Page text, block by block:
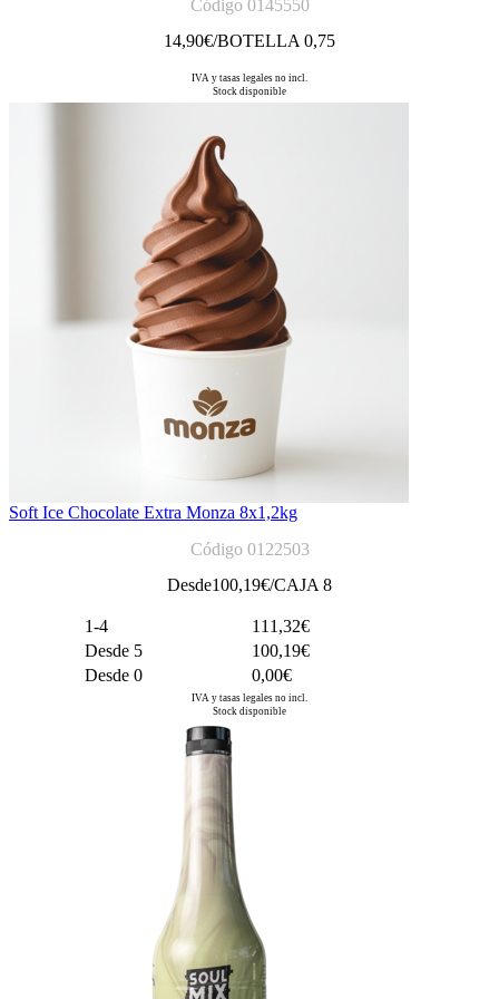
Código 0145550
14,90€/BOTELLA 0,75
IVA y tasas legales no incl.
Stock disponible
Soft Ice Chocolate Extra Monza 8x1,2kg
Código 0122503
Desde100,19€/CAJA 8
1-4
111,32€
Desde 5
100,19€
Desde 0
0,00€
IVA y tasas legales no incl.
Stock disponible